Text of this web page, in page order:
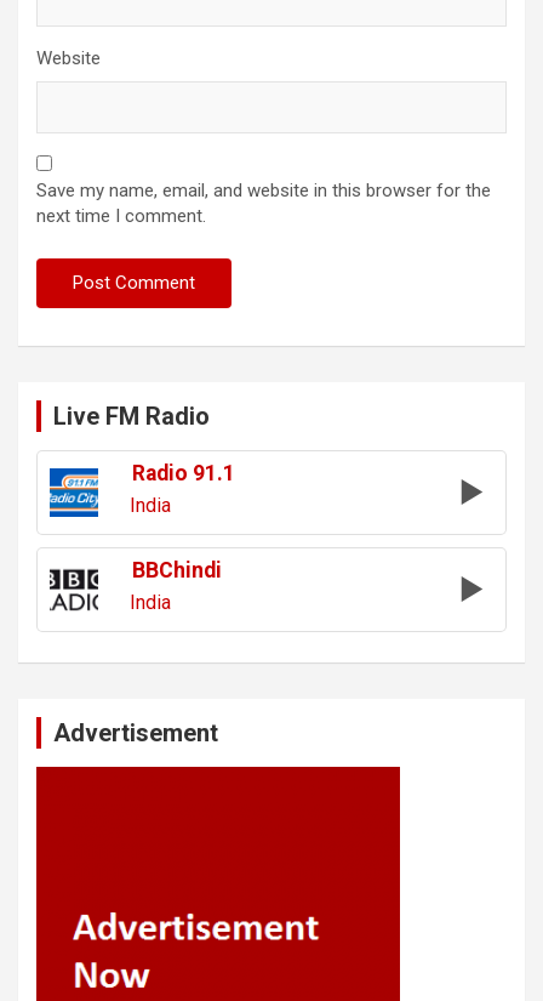
Website
Save my name, email, and website in this browser for the
next time I comment.
Live FM Radio
Radio 91.1
India
BBChindi
India
Advertisement